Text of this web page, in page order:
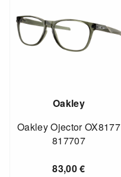
Oakley
Oakley Ojector OX8177
817707
83,00€